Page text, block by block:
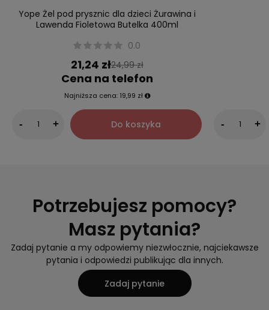
Yope Żel pod prysznic dla dzieci Żurawina i
Lawenda Fioletowa Butelka 400ml
0.0
21,24 zł24,99 zł
Cena na telefon
Najniższa cena: 19,99 zł
- + Do koszyka - +
Potrzebujesz pomocy?
Masz pytania?
Zadaj pytanie a my odpowiemy niezwłocznie, najciekawsze
pytania i odpowiedzi publikując dla innych.
Zadaj pytanie